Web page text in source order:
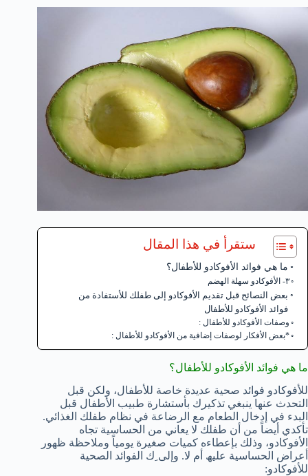
ستقرأ في هذا المقال
ما ھي فوائد الأفوكادو للأطفال؟
٣- الأفوكادو سھلة الھضم
بعض النصائح قبل تقدیم الأفوكادو إلى طفلك للأستفادة من
فوائد الأفوكادو للأطفال
وصفات الأفوكادو للأطفال :
*بعض الأفكار لوصفات إضافیة من الأفوكادو للأطفال :
ما ھي فوائد الأفوكادو للأطفال؟
للأفوكادو فوائد صحیة عدیدة خاصة للأطفال، ولكن قبل
التحدث عنھا ینبغي تذكیرك بأستشارة طبیب الأطفال قبل
البدء في إدخال الطعام مع الرضاعة في نظام طفلك الغذائي.
تأكدي أیضاً من أن طفلك لا یعاني من الحساسیة تجاه
الأفوكادو، وذلك بإعطاءه كمیات صغیرة یومیاً وملاحظة ظھور
أعراض الحساسیة علیھ أم لا. وإلی ِك الفوائد الصحیة
للأفوكادو: